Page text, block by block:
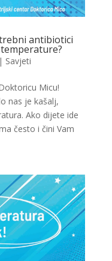
antibiotici
| Savjeti
Micu!
nas je kašalj,
Ako dijete ide
često i čini Vam